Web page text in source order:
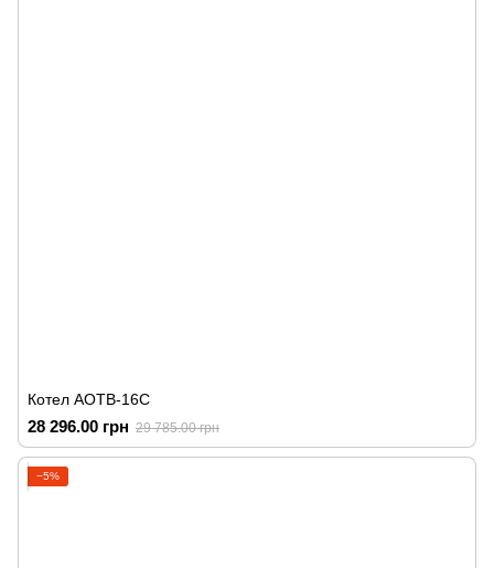
Котел АОТВ-16С
28 296.00 грн 29 785.00 грн
−5%